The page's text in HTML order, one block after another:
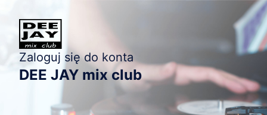
Zaloguj się do konta
DEE JAY mix club